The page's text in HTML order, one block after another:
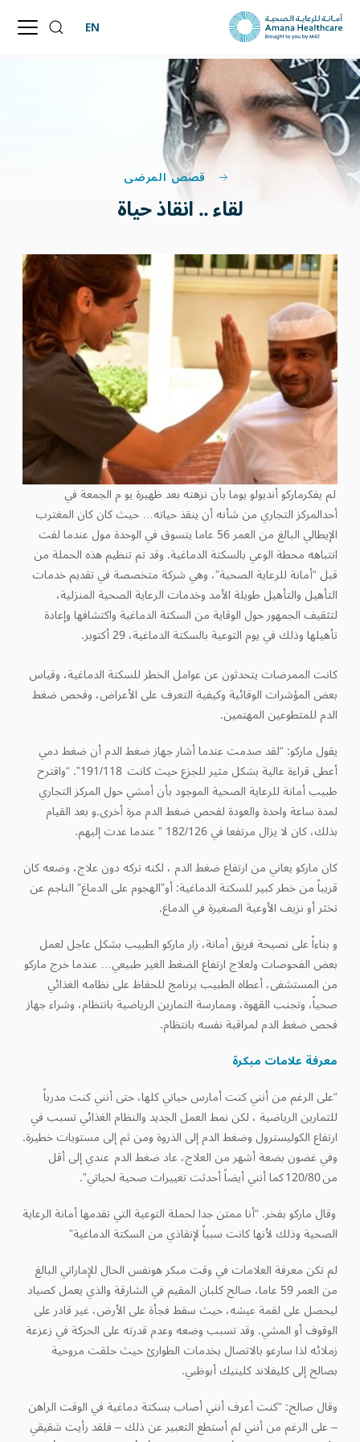
EN
قصص المرضى
لقاء .. انقاذ حياة
لم يفكرماركو أنديولو يوما بأن نزهته بعد ظهيرة يو م الجمعة في
أحدالمركز التجاري من شأنه أن ينقذ حياته… حيث كان كان المغترب
الإيطالي البالغ من العمر 56 عاما يتسوق في الوحدة مول عندما لفت
انتباهه محطة الوعي بالسكتة الدماغية. وقد تم تنظيم هذه الحملة من
قبل “أمانة للرعاية الصحية”، وهي شركة متخصصة في تقديم خدمات
التأهيل والتأهيل طويلة الأمد وخدمات الرعاية الصحية المنزلية،
لتثقيف الجمهور حول الوقاية من السكتة الدماغية واكتشافها وإعادة
تأهيلها وذلك في يوم التوعية بالسكتة الدماغية، 29 أكتوبر.
كانت الممرضات يتحدثون عن عوامل الخطر للسكتة الدماغية، وقياس
بعض المؤشرات الوقائية وكيفية التعرف على الأعراض، وفحص ضغط
الدم للمتطوعين المهتمين.
يقول ماركو: “لقد صدمت عندما أشار جهاز ضغط الدم أن ضغط دمي
أعطى قراءة عالية بشكل مثير للجزع حيث كانت 191/118”. “واقترح
طبيب أمانة للرعاية الصحية الموجود بأن أمشي حول المركز التجاري
لمدة ساعة واحدة والعودة لفحص ضغط الدم مرة أخرى.و بعد القيام
بذلك، كان لا يزال مرتفعا في 182/126 ” عندما عدت إليهم.
كان ماركو يعاني من ارتفاع ضغط الدم ، لكنه تركه دون علاج، وضعه كان
قريباً من خطر كبير للسكتة الدماغية: أو”الهجوم على الدماغ” الناجم عن
تخثر أو نزيف الأوعية الصغيرة في الدماغ.
و بناءاً على نصيحة فريق أمانة، زار ماركو الطبيب بشكل عاجل لعمل
بعض الفحوصات ولعلاج ارتفاع الضغط الغير طبيعي… عندما خرج ماركو
من المستشفى، أعطاه الطبيب برنامج للحفاظ على نظامه الغذائي
صحياً، وتجنب القهوة، وممارسة التمارين الرياضية بانتظام، وشراء جهاز
فحص ضغط الدم لمراقبة نفسه بانتظام.
معرفة علامات مبكرة
“على الرغم من أنني كنت أمارس حياتي كلها، حتى أنني كنت مدرباً
للتمارين الرياضية ، لكن نمط العمل الجديد والنظام الغذائي تسبب في
ارتفاع الكوليسترول وضغط الدم إلى الذروة ومن ثم إلى مستويات خطيرة.
وفي غضون بضعة أشهر من العلاج، عاد ضغط الدم عندي إلى أقل
من 120/80 كما أنني أيضاً أحدثت تغييرات صحية لحياتي”.
وقال ماركو بفخر. “أنا ممتن جدا لحملة التوعية التي تقدمها أمانة الرعاية
الصحية وذلك لأنها كانت سبباً لإنقاذي من السكتة الدماغية”
لم تكن معرفة العلامات في وقت مبكر هونفس الحال للإماراتي البالغ
من العمر 59 عاما، صالح كلبان المقيم في الشارقة والذي يعمل كصياد
ليحصل على لقمة عيشه، حيث سقط فجأة على الأرض، غير قادر على
الوقوف أو المشي. وقد تسبب وضعه وعدم قدرته على الحركة في زعزعة
زملائه لذا سارعو بالاتصال بخدمات الطوارئ حيث حلقت مروحية
بصالح إلى كليفلاند كلينيك أبوظبي.
وقال صالح: “كنت أعرف أنني أصاب بسكتة دماغية في الوقت الراهن
– على الرغم من أنني لم أستطع التعبير عن ذلك – فلقد رأيت شقيقي